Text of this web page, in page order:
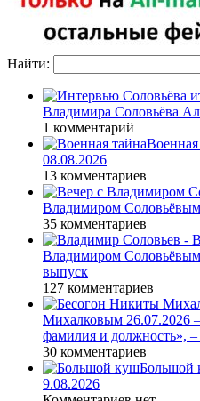
Найти:
Владимира Соловьёва
1 комментарий
08.08.2026
13 комментариев
Владимиром
35 комментариев
Владимиром
выпуск
127 комментариев
Михалковым 26.07.2026
фамилия и должность»,
30 комментариев
Большой
9.08.2026